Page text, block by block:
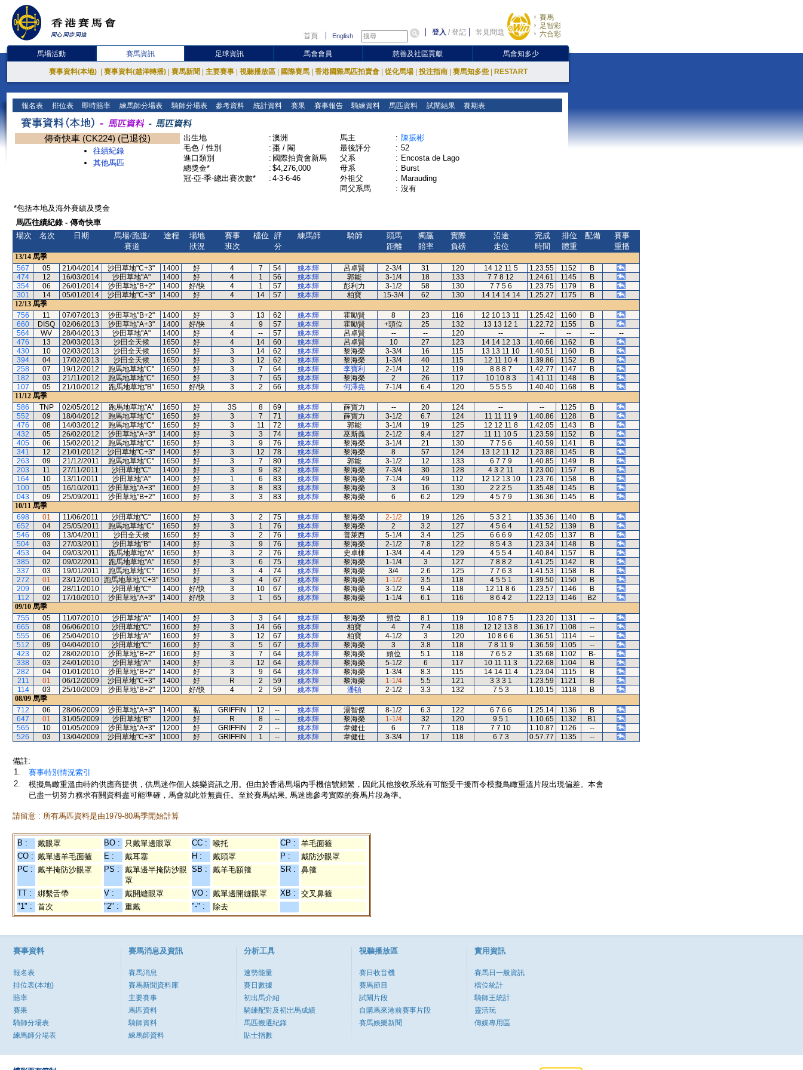
首頁 English 登入 /登記 常見問題
賽馬
足智彩
六合彩
馬場活動 賽馬資訊 足球資訊 馬會會員 慈善及社區貢獻 馬會知多少
賽事資料(本地) 賽事資料(越洋轉播) 賽馬新聞 主要賽事 視聽播放區 國際賽馬 香港國際馬匹拍賣會 從化馬場 投注指南 賽馬知多些 RESTART
報名表 排位表 即時賠率 練馬師分場表 騎師分場表 參考資料 統計資料 賽果 賽事報告 騎練資料 馬匹資料 試閘結果 賽期表
傳奇快車 (CK224) (已退役)
往績紀錄
其他馬匹
出生地 : 澳洲
毛色 / 性別
: 棗 / 閹
進口類別
: 國際拍賣會新馬
總獎金*
: $4,276,000
冠-亞-季-總出賽次數*
: 4-3-6-46
馬主 : 陳振彬
最後評分
: 52
父系
: Encosta de Lago
母系
: Burst
外祖父
: Marauding
同父系馬
: 沒有
*包括本地及海外賽績及獎金
馬匹往績紀錄 - 傳奇快車
場次
名次 日期
馬場/跑道/
賽道
途程
場地
狀況
賽事
班次
檔位
評
分
練馬師 騎師
頭馬
距離
獨贏
賠率
實際
負磅
沿途
走位
完成
時間
排位
體重
配備
賽事
重播
13/14 馬季
567
05 21/04/2014 沙田草地"C+3" 1400 好 4 7 54 姚本輝 呂卓賢 2-3/4 31 120 14 12 11 5 1.23.55 1152
B
474
12 16/03/2014 沙田草地"A" 1400 好 4 1 56 姚本輝 郭能 3-1/4 18 133 7 7 8 12 1.24.61 1145
B
354
06 26/01/2014 沙田草地"B+2" 1400 好/快 4 1 57 姚本輝 彭利力 3-1/2 58 130 7 7 5 6 1.23.75 1179
B
301
14 05/01/2014 沙田草地"C+3" 1400 好 4 14 57 姚本輝 柏寶 15-3/4 62 130 14 14 14 14 1.25.27 1175
B
12/13 馬季
756
11 07/07/2013 沙田草地"B+2" 1400 好 3 13 62 姚本輝 霍勵賢 8 23 116 12 10 13 11 1.25.42 1160
B
660
DISQ 02/06/2013 沙田草地"A+3" 1400 好/快 4 9 57 姚本輝 霍勵賢 +頭位 25 132 13 13 12 1 1.22.72 1155
B
564
WV 28/04/2013 沙田草地"A" 1400 好 4 -- 57 姚本輝 呂卓賢 -- -- 120 -- -- -- --
--
476
13 20/03/2013 沙田全天候 1650 好 4 14 60 姚本輝 呂卓賢 10 27 123 14 14 12 13 1.40.66 1162
B
430
10 02/03/2013 沙田全天候 1650 好 3 14 62 姚本輝 黎海榮 3-3/4 16 115 13 13 11 10 1.40.51 1160
B
394
04 17/02/2013 沙田全天候 1650 好 3 12 62 姚本輝 黎海榮 1-3/4 40 115 12 11 10 4 1.39.86 1152
B
258
07 19/12/2012 跑馬地草地"C" 1650 好 3 7 64 姚本輝 李寶利 2-1/4 12 119 8 8 8 7 1.42.77 1147
B
182
03 21/11/2012 跑馬地草地"C" 1650 好 3 7 65 姚本輝 黎海榮 2 26 117 10 10 8 3 1.41.11 1148
B
107
05 21/10/2012 跑馬地草地"B" 1650 好/快 3 2 66 姚本輝 何澤堯 7-1/4 6.4 120 5 5 5 5 1.40.40 1168
B
11/12 馬季
586
TNP 02/05/2012 跑馬地草地"A" 1650 好 3S 8 69 姚本輝 薛寶力 -- 20 124 -- -- 1125
B
552
09 18/04/2012 跑馬地草地"C" 1650 好 3 7 71 姚本輝 薛寶力 3-1/2 6.7 124 11 11 11 9 1.40.86 1128
B
476
08 14/03/2012 跑馬地草地"C" 1650 好 3 11 72 姚本輝 郭能 3-1/4 19 125 12 12 11 8 1.42.05 1143
B
432
05 26/02/2012 沙田草地"A+3" 1400 好 3 3 74 姚本輝 巫斯義 2-1/2 9.4 127 11 11 10 5 1.23.59 1152
B
405
06 15/02/2012 跑馬地草地"C" 1650 好 3 9 76 姚本輝 黎海榮 3-1/4 21 130 7 7 5 6 1.40.59 1141
B
341
12 21/01/2012 沙田草地"C+3" 1400 好 3 12 78 姚本輝 黎海榮 8 57 124 13 12 11 12 1.23.88 1145
B
263
09 21/12/2011 跑馬地草地"C" 1650 好 3 7 80 姚本輝 郭能 3-1/2 12 133 6 7 7 9 1.40.85 1149
B
203
11 27/11/2011 沙田草地"C" 1400 好 3 9 82 姚本輝 黎海榮 7-3/4 30 128 4 3 2 11 1.23.00 1157
B
164
10 13/11/2011 沙田草地"A" 1400 好 1 6 83 姚本輝 黎海榮 7-1/4 49 112 12 12 13 10 1.23.76 1158
B
100
05 16/10/2011 沙田草地"A+3" 1600 好 3 8 83 姚本輝 黎海榮 3 16 130 2 2 2 5 1.35.48 1145
B
043
09 25/09/2011 沙田草地"B+2" 1600 好 3 3 83 姚本輝 黎海榮 6 6.2 129 4 5 7 9 1.36.36 1145
B
10/11 馬季
698
01 11/06/2011 沙田草地"C" 1600 好 3 2 75 姚本輝 黎海榮 2-1/2 19 126 5 3 2 1 1.35.36 1140
B
652
04 25/05/2011 跑馬地草地"C" 1650 好 3 1 76 姚本輝 黎海榮 2 3.2 127 4 5 6 4 1.41.52 1139
B
546
09 13/04/2011 沙田全天候 1650 好 3 2 76 姚本輝 普萊西 5-1/4 3.4 125 6 6 6 9 1.42.05 1137
B
504
03 27/03/2011 沙田草地"B" 1400 好 3 9 76 姚本輝 黎海榮 2-1/2 7.8 122 8 5 4 3 1.23.34 1148
B
453
04 09/03/2011 跑馬地草地"A" 1650 好 3 2 76 姚本輝 史卓棟 1-3/4 4.4 129 4 5 5 4 1.40.84 1157
B
385
02 09/02/2011 跑馬地草地"A" 1650 好 3 6 75 姚本輝 黎海榮 1-1/4 3 127 7 8 8 2 1.41.25 1142
B
337
03 19/01/2011 跑馬地草地"C" 1650 好 3 4 74 姚本輝 黎海榮 3/4 2.6 125 7 7 6 3 1.41.53 1158
B
272
01 23/12/2010 跑馬地草地"C+3" 1650 好 3 4 67 姚本輝 黎海榮 1-1/2 3.5 118 4 5 5 1 1.39.50 1150
B
209
06 28/11/2010 沙田草地"C" 1400 好/快 3 10 67 姚本輝 黎海榮 3-1/2 9.4 118 12 11 8 6 1.23.57 1146
B
112
02 17/10/2010 沙田草地"A+3" 1400 好/快 3 1 65 姚本輝 黎海榮 1-1/4 6.1 116 8 6 4 2 1.22.13 1146
B2
09/10 馬季
755
05 11/07/2010 沙田草地"A" 1400 好 3 3 64 姚本輝 黎海榮 頸位 8.1 119 10 8 7 5 1.23.20 1131
--
665
08 06/06/2010 沙田草地"C" 1600 好 3 14 66 姚本輝 柏寶 4 7.4 118 12 12 13 8 1.36.17 1108
--
555
06 25/04/2010 沙田草地"A" 1600 好 3 12 67 姚本輝 柏寶 4-1/2 3 120 10 8 6 6 1.36.51 1114
--
512
09 04/04/2010 沙田草地"C" 1600 好 3 5 67 姚本輝 黎海榮 3 3.8 118 7 8 11 9 1.36.59 1105
--
423
02 28/02/2010 沙田草地"B+2" 1600 好 3 7 64 姚本輝 黎海榮 頭位 5.1 118 7 6 5 2 1.35.68 1102
B-
338
03 24/01/2010 沙田草地"A" 1400 好 3 12 64 姚本輝 黎海榮 5-1/2 6 117 10 11 11 3 1.22.68 1104
B
282
04 01/01/2010 沙田草地"B+2" 1400 好 3 9 64 姚本輝 黎海榮 1-3/4 8.3 115 14 14 11 4 1.23.04 1115
B
211
01 06/12/2009 沙田草地"C+3" 1400 好 R 2 59 姚本輝 黎海榮 1-1/4 5.5 121 3 3 3 1 1.23.59 1121
B
114
03 25/10/2009 沙田草地"B+2" 1200 好/快 4 2 59 姚本輝 潘頓 2-1/2 3.3 132 7 5 3 1.10.15 1118
B
08/09 馬季
712
06 28/06/2009 沙田草地"A+3" 1400 黏 GRIFFIN 12 -- 姚本輝 湯智傑 8-1/2 6.3 122 6 7 6 6 1.25.14 1136
B
647
01 31/05/2009 沙田草地"B" 1200 好 R 8 -- 姚本輝 黎海榮 1-1/4 32 120 9 5 1 1.10.65 1132
B1
565
10 01/05/2009 沙田草地"A+3" 1200 好 GRIFFIN 2 -- 姚本輝 韋健仕 6 7.7 118 7 7 10 1.10.87 1126
--
526
03 13/04/2009 沙田草地"C+3" 1000 好 GRIFFIN 1 -- 姚本輝 韋健仕 3-3/4 17 118 6 7 3 0.57.77 1135 --
備註:
1.
賽事特別情況索引
2.
模擬鳥瞰重溫由特約供應商提供，供馬迷作個人娛樂資訊之用。但由於香港馬場內手機信號頻繁，因此其他接收系統有可能受干擾而令模擬鳥瞰重溫片段出現偏差。本會
已盡一切努力務求有關資料盡可能準確，馬會就此並無責任。至於賽馬結果, 馬迷應參考實際的賽馬片段為準。
請留意 : 所有馬匹資料是由1979-80馬季開始計算
B : 戴眼罩 BO : 只戴單邊眼罩 CC : 喉托 CP :
羊毛面箍
CO : 戴單邊羊毛面箍 E : 戴耳塞 H : 戴頭罩 P :
戴防沙眼罩
PC : 戴半掩防沙眼罩 PS :
戴單邊半掩防沙眼
罩
SB : 戴羊毛額箍 SR : 鼻箍
TT : 綁繫舌帶 V : 戴開縫眼罩 VO : 戴單邊開縫眼罩 XB :
交叉鼻箍
"1" :
首次 "2" : 重戴 "-" : 除去
賽事資料
報名表
排位表(本地)
賠率
賽果
騎師分場表
練馬師分場表
賽馬消息及資訊
賽馬消息
賽馬新聞資料庫
主要賽事
馬匹資料
騎師資料
練馬師資料
分析工具
速勢能量
賽日數據
初出馬介紹
騎練配對及初岀馬成績
馬匹搬遷紀錄
貼士指數
視聽播放區
賽日收音機
賽馬節目
試閘片段
自購馬來港前賽事片段
賽馬娛樂新聞
實用資訊
賽馬日一般資訊
檔位統計
騎師王統計
靈活玩
傳媒專用區